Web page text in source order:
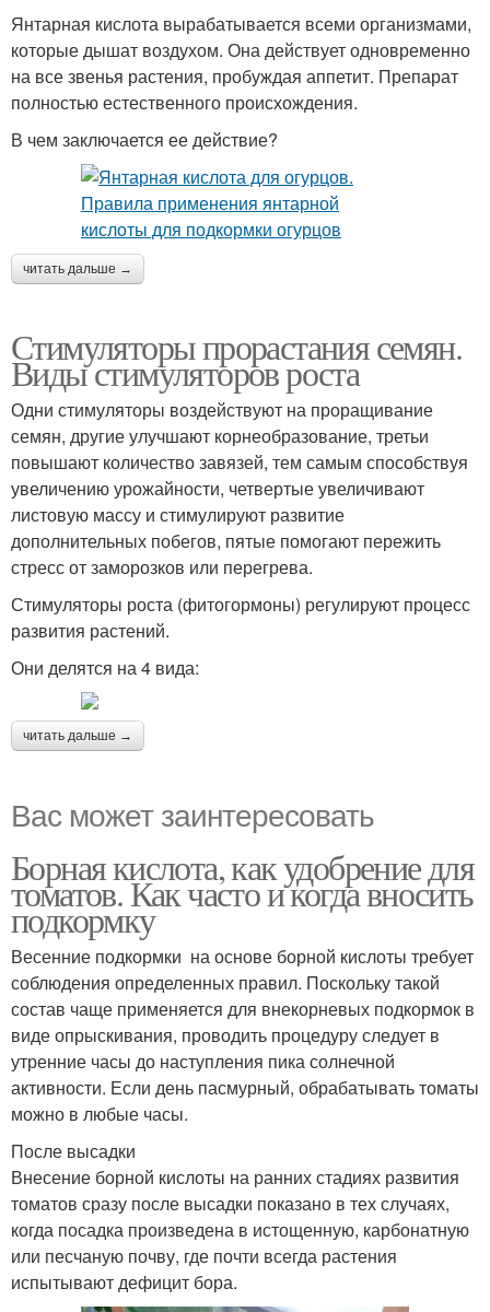
Янтарная кислота вырабатывается всеми организмами,
которые дышат воздухом. Она действует одновременно
на все звенья растения, пробуждая аппетит. Препарат
полностью естественного происхождения.
В чем заключается ее действие?
читать дальше →
Стимуляторы прорастания семян.
Виды стимуляторов роста
Одни стимуляторы воздействуют на проращивание
семян, другие улучшают корнеобразование, третьи
повышают количество завязей, тем самым способствуя
увеличению урожайности, четвертые увеличивают
листовую массу и стимулируют развитие
дополнительных побегов, пятые помогают пережить
стресс от заморозков или перегрева.
Стимуляторы роста (фитогормоны) регулируют процесс
развития растений.
Они делятся на 4 вида:
читать дальше →
Вас может заинтересовать
Борная кислота, как удобрение для
томатов. Как часто и когда вносить
подкормку
Весенние подкормки на основе борной кислоты требует
соблюдения определенных правил. Поскольку такой
состав чаще применяется для внекорневых подкормок в
виде опрыскивания, проводить процедуру следует в
утренние часы до наступления пика солнечной
активности. Если день пасмурный, обрабатывать томаты
можно в любые часы.
После высадки
Внесение борной кислоты на ранних стадиях развития
томатов сразу после высадки показано в тех случаях,
когда посадка произведена в истощенную, карбонатную
или песчаную почву, где почти всегда растения
испытывают дефицит бора.